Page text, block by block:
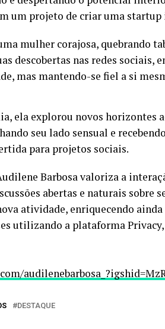
um projeto de criar uma
mulher corajosa, quebrando
descobertas nas redes sociais,
mas mantendo-se fiel a si
ela explorou novos horizontes
seu lado sensual e
para projetos sociais.
Barbosa valoriza a
abertas e naturais sobre
atividade, enriquecendo
utilizando a plataforma
DESTAQUE